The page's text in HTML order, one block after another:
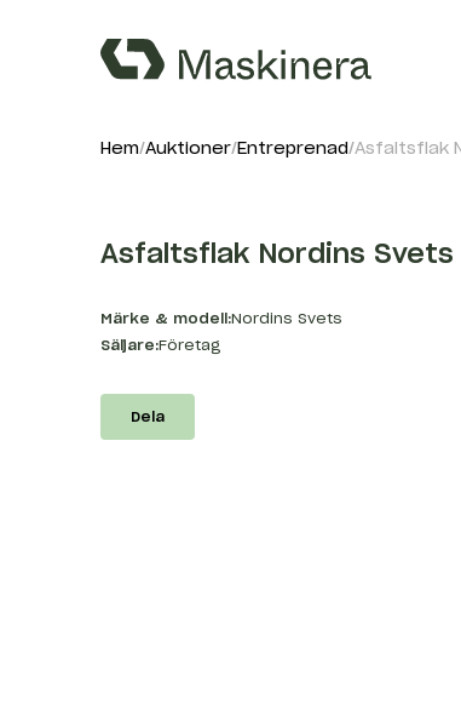
Hem Auktioner Entreprenad Asfaltsflak
Asfaltsflak Nordins Svets
Märke & modell:Nordins Svets
Säljare:Företag
Dela